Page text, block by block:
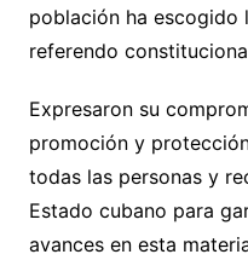
población ha escogido
referendo
Expresaron su
promoción y
todas las personas y
Estado cubano para
avances en esta